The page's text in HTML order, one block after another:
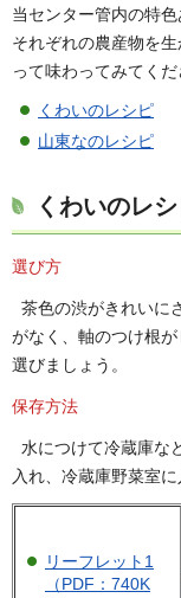
当センター管内の特
それぞれの農産物を
って味わってみてくだ
くわいのレシピ
山東なのレシピ
くわいのレ
選び方
茶色の渋がきれいに
がなく、軸のつけ根
選びましょう。
保存方法
水につけて冷蔵庫な
入れ、冷蔵庫野菜室に
リーフレット1
（PDF：740K